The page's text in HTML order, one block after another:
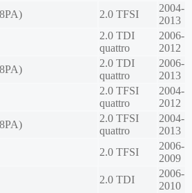
2.0 TFSI
2004-
2013
2.0 TDI
quattro
2006-
2012
2.0 TDI
quattro
2006-
2013
2.0 TFSI
quattro
2004-
2012
2.0 TFSI
quattro
2004-
2013
2.0 TFSI
2006-
2009
2.0 TDI
2006-
2010